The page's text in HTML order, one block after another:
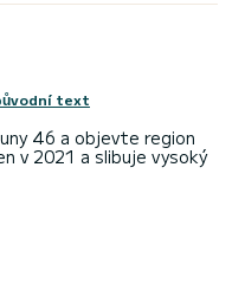
text
46 a objevte region
v 2021 a slibuje vysoký
dokonalým společníkem
v okolí Eden Island.